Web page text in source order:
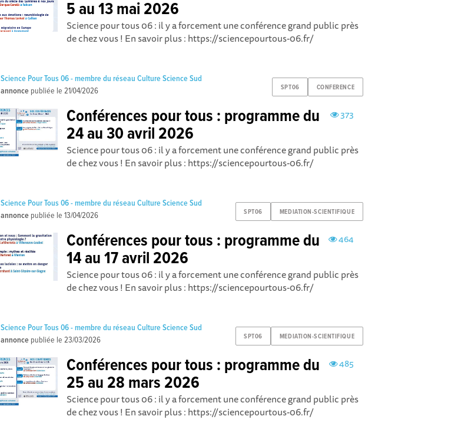
5 au 13 mai 2026
Science pour tous 06 : il y a forcement une conférence grand public près
de chez vous ! En savoir plus : https://sciencepourtous-06.fr/
SPT06 CONFERENCE
Science Pour Tous 06 - membre du réseau Culture Science Sud
annonce publiée le21/04/2026
373
Conférences pour tous : programme du
24 au 30 avril 2026
Science pour tous 06 : il y a forcement une conférence grand public près
de chez vous ! En savoir plus : https://sciencepourtous-06.fr/
SPT06 MEDIATION-SCIENTIFIQUE
Science Pour Tous 06 - membre du réseau Culture Science Sud
annonce publiée le13/04/2026
464
Conférences pour tous : programme du
14 au 17 avril 2026
Science pour tous 06 : il y a forcement une conférence grand public près
de chez vous ! En savoir plus : https://sciencepourtous-06.fr/
SPT06 MEDIATION-SCIENTIFIQUE
Science Pour Tous 06 - membre du réseau Culture Science Sud
annonce publiée le23/03/2026
485
Conférences pour tous : programme du
25 au 28 mars 2026
Science pour tous 06 : il y a forcement une conférence grand public près
de chez vous ! En savoir plus : https://sciencepourtous-06.fr/